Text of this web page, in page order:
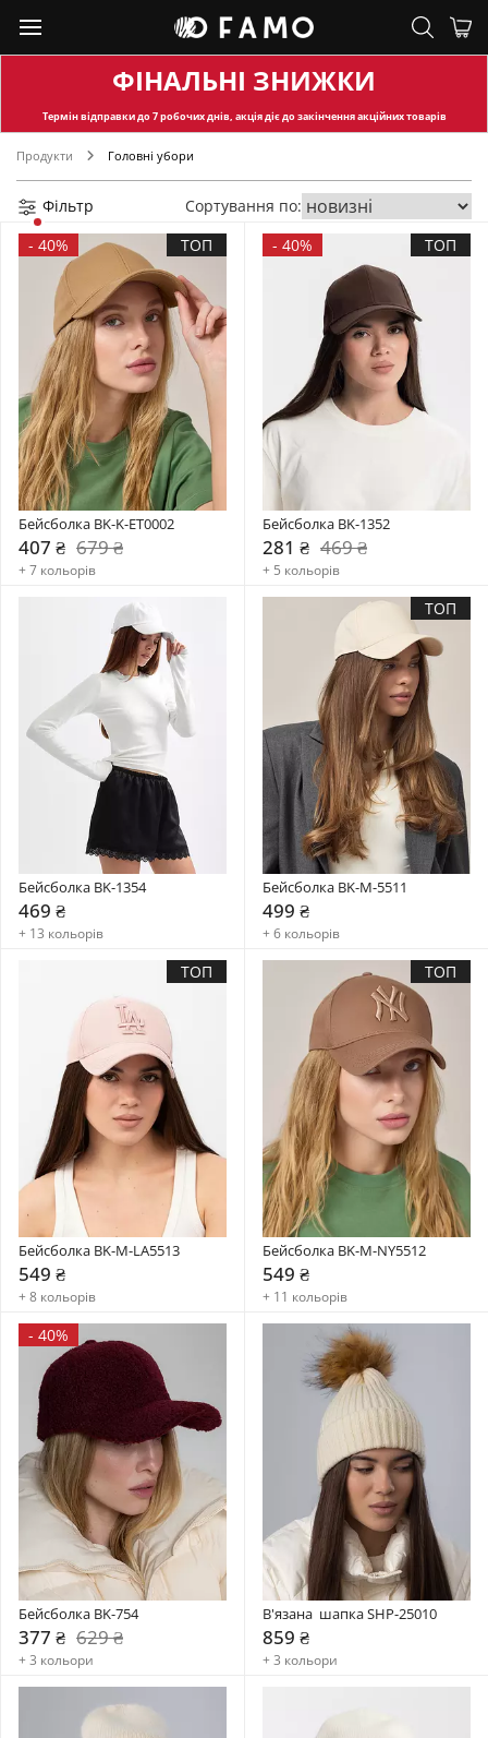
ФІНАЛЬНІ ЗНИЖКИ
Термін відправкидо 7 робочих днів, акція діє до закінчення акційних товарів
Продукти Головні убори
Фільтр
Сортування по:
- 40% ТОП
Бейсболка BK-K-ET0002
407 ₴ 679 ₴
+ 7 кольорів
- 40% ТОП
Бейсболка BK-1352
281 ₴ 469 ₴
+ 5 кольорів
Бейсболка BK-1354
469 ₴
+ 13 кольорів
ТОП
Бейсболка BK-M-5511
499 ₴
+ 6 кольорів
ТОП
Бейсболка BK-M-LA5513
549 ₴
+ 8 кольорів
ТОП
Бейсболка BK-M-NY5512
549 ₴
+ 11 кольорів
- 40%
Бейсболка BK-754
377 ₴ 629 ₴
+ 3 кольори
В'язана  шапка SHP-25010
859 ₴
+ 3 кольори